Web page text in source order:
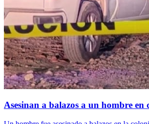
Asesinan a balazos a un hombre en